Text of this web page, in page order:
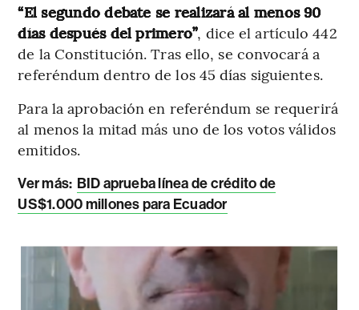
“El segundo debate se realizará al menos 90
días después del primero”, dice el artículo 442
de la Constitución. Tras ello, se convocará a
referéndum dentro de los 45 días siguientes.
Para la aprobación en referéndum se requerirá
al menos la mitad más uno de los votos válidos
emitidos.
Ver más: BID aprueba línea de crédito de
US$1.000 millones para Ecuador